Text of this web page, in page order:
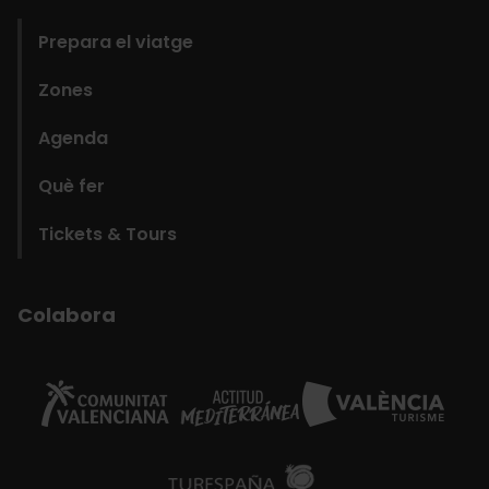
Prepara el viatge
Zones
Agenda
Què fer
Tickets & Tours
Colabora